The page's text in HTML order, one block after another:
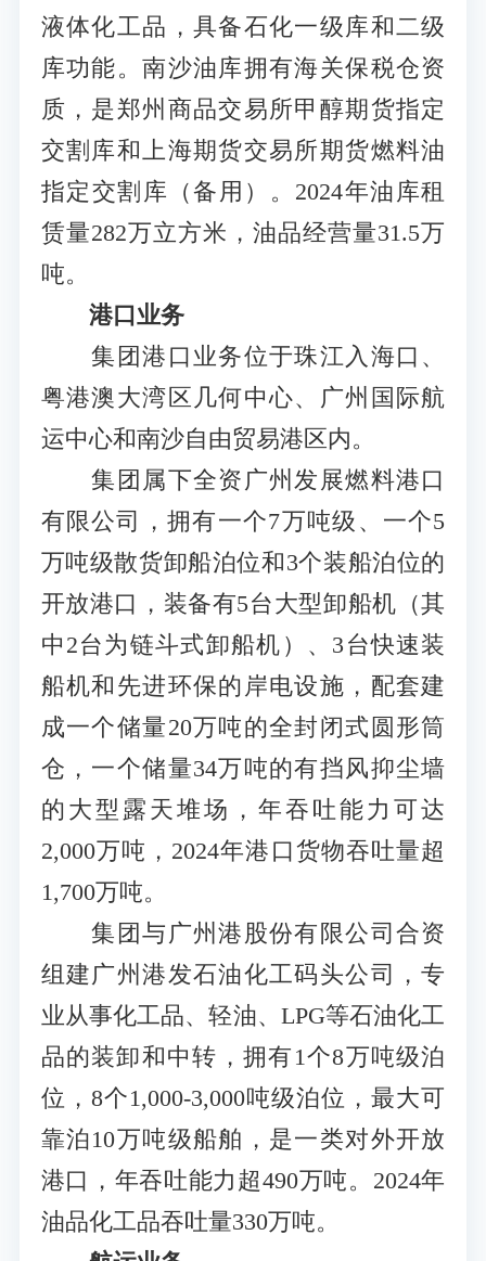
液体化工品，具备石化一级库和二级
库功能。南沙油库拥有海关保税仓资
质，是郑州商品交易所甲醇期货指定
交割库和上海期货交易所期货燃料油
指定交割库（备用）。2024年油库租
赁量282万立方米，油品经营量31.5万
吨。
港口业务
集团港口业务位于珠江入海口、
粤港澳大湾区几何中心、广州国际航
运中心和南沙自由贸易港区内。
集团属下全资广州发展燃料港口
有限公司，拥有一个7万吨级、一个5
万吨级散货卸船泊位和3个装船泊位的
开放港口，装备有5台大型卸船机（其
中2台为链斗式卸船机）、3台快速装
船机和先进环保的岸电设施，配套建
成一个储量20万吨的全封闭式圆形筒
仓，一个储量34万吨的有挡风抑尘墙
的大型露天堆场，年吞吐能力可达
2,000万吨，2024年港口货物吞吐量超
1,700万吨。
集团与广州港股份有限公司合资
组建广州港发石油化工码头公司，专
业从事化工品、轻油、LPG等石油化工
品的装卸和中转，拥有1个8万吨级泊
位，8个1,000-3,000吨级泊位，最大可
靠泊10万吨级船舶，是一类对外开放
港口，年吞吐能力超490万吨。2024年
油品化工品吞吐量330万吨。